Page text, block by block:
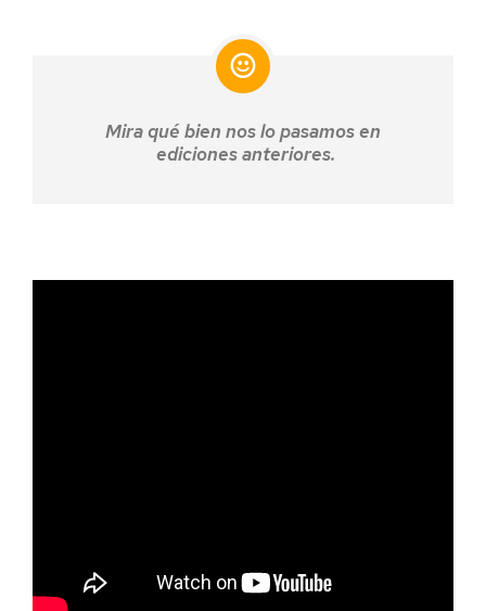
Mira qué bien nos lo pasamos en
ediciones anteriores.